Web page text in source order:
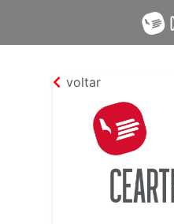
voltar